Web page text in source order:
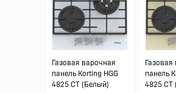
Газовая варочная
панель Korting HGG
4825 CT (Белый)
Газовая
панель
4825 CT